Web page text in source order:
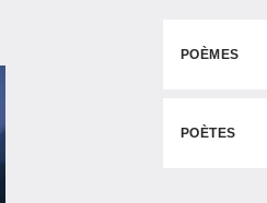
POÈMES
POÈTES